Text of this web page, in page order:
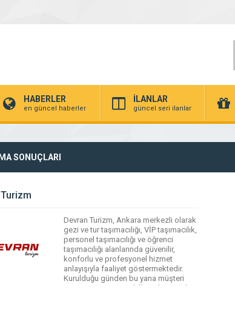
HABERLER
en güncel haberler
İLANLAR
güncel seri ilanlar
SONUÇLARI
Devran Turizm, Ankara merkezli olarak
gezi ve tur taşımacılığı, VİP taşımacılık,
personel taşımacılığı ve öğrenci
taşımacılığı alanlarında güvenilir,
konforlu ve profesyonel hizmet
anlayışıyla faaliyet göstermektedir.
Kurulduğu günden bu yana müşteri
memnuniyetini temel ilke edinmiş olan